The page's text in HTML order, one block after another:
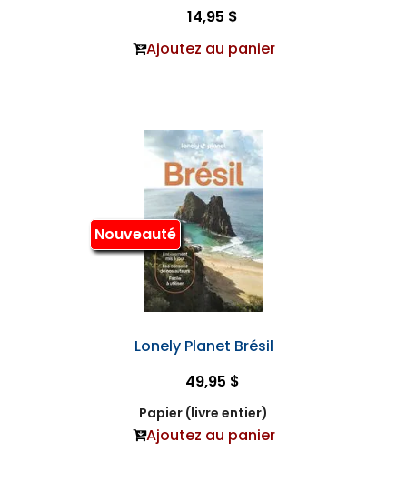
14,95 $
Ajoutez au panier
Nouveauté
Lonely Planet Brésil
49,95 $
Papier (livre entier)
Ajoutez au panier